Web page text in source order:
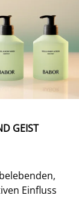
GEIST
Einfluss